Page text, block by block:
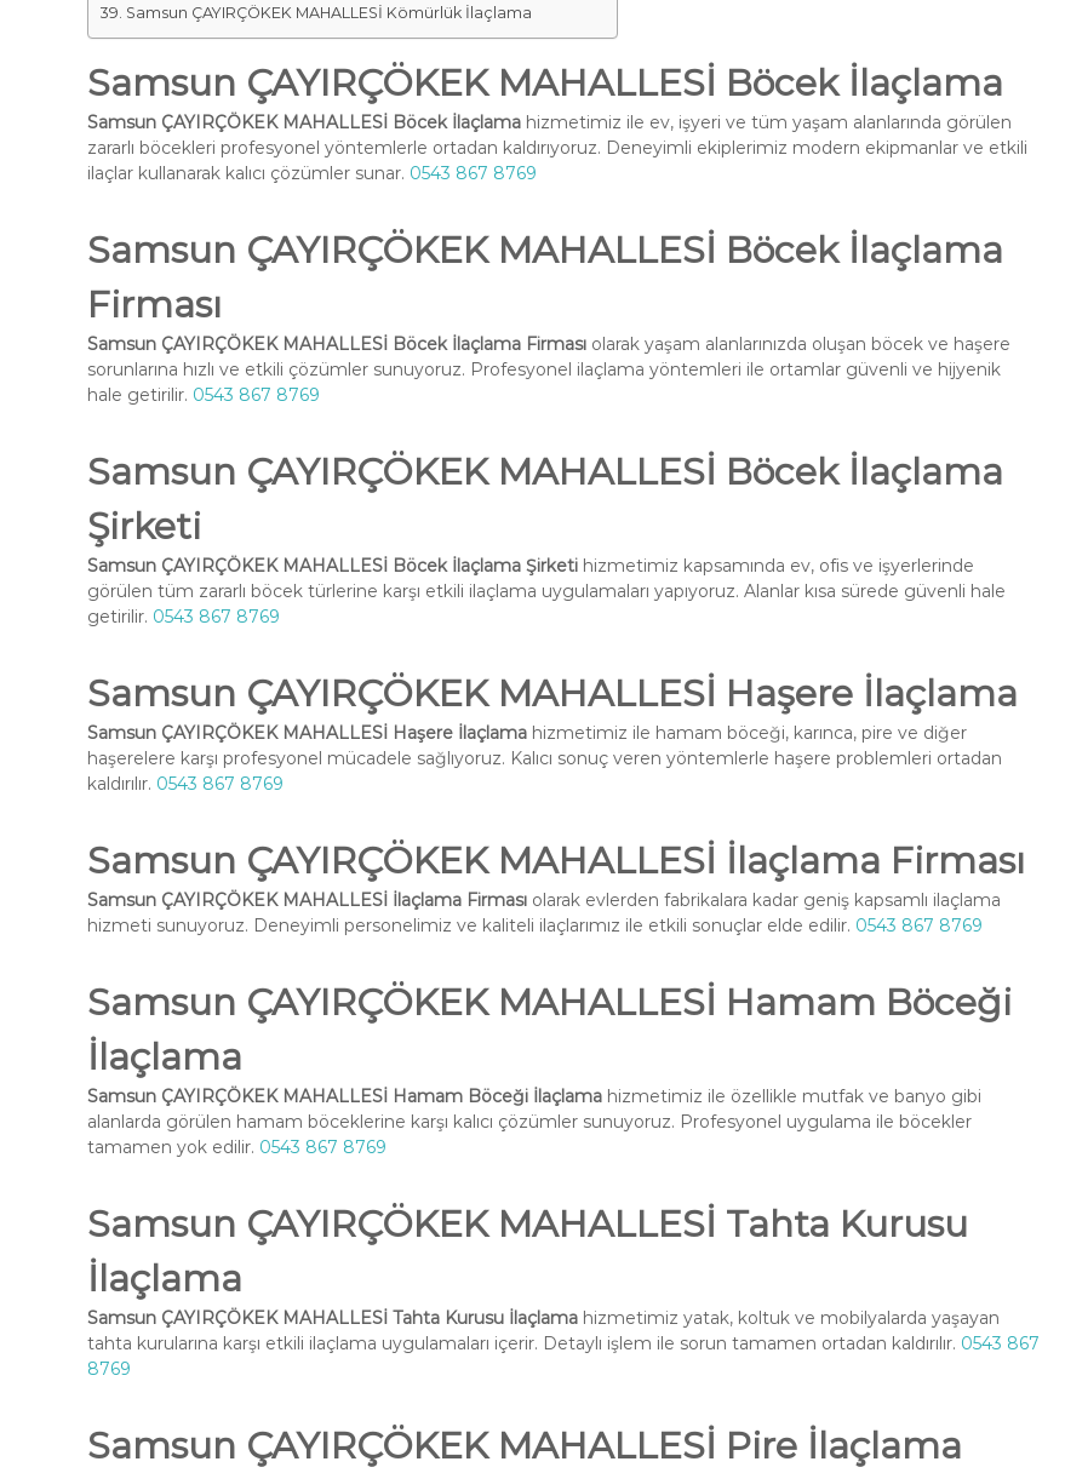
Samsun ÇAYIRÇÖKEK MAHALLESİ Kömürlük İlaçlama
Samsun ÇAYIRÇÖKEK MAHALLESİ Böcek İlaçlama
Samsun ÇAYIRÇÖKEK MAHALLESİ Böcek İlaçlama hizmetimiz ile ev, işyeri ve tüm yaşam alanlarında görülen
zararlı böcekleri profesyonel yöntemlerle ortadan kaldırıyoruz. Deneyimli ekiplerimiz modern ekipmanlar ve etkili
ilaçlar kullanarak kalıcı çözümler sunar. 0543 867 8769
Samsun ÇAYIRÇÖKEK MAHALLESİ Böcek İlaçlama
Firması
Samsun ÇAYIRÇÖKEK MAHALLESİ Böcek İlaçlama Firması olarak yaşam alanlarınızda oluşan böcek ve haşere
sorunlarına hızlı ve etkili çözümler sunuyoruz. Profesyonel ilaçlama yöntemleri ile ortamlar güvenli ve hijyenik
hale getirilir. 0543 867 8769
Samsun ÇAYIRÇÖKEK MAHALLESİ Böcek İlaçlama
Şirketi
Samsun ÇAYIRÇÖKEK MAHALLESİ Böcek İlaçlama Şirketi hizmetimiz kapsamında ev, ofis ve işyerlerinde
görülen tüm zararlı böcek türlerine karşı etkili ilaçlama uygulamaları yapıyoruz. Alanlar kısa sürede güvenli hale
getirilir. 0543 867 8769
Samsun ÇAYIRÇÖKEK MAHALLESİ Haşere İlaçlama
Samsun ÇAYIRÇÖKEK MAHALLESİ Haşere İlaçlama hizmetimiz ile hamam böceği, karınca, pire ve diğer
haşerelere karşı profesyonel mücadele sağlıyoruz. Kalıcı sonuç veren yöntemlerle haşere problemleri ortadan
kaldırılır. 0543 867 8769
Samsun ÇAYIRÇÖKEK MAHALLESİ İlaçlama Firması
Samsun ÇAYIRÇÖKEK MAHALLESİ İlaçlama Firması olarak evlerden fabrikalara kadar geniş kapsamlı ilaçlama
hizmeti sunuyoruz. Deneyimli personelimiz ve kaliteli ilaçlarımız ile etkili sonuçlar elde edilir. 0543 867 8769
Samsun ÇAYIRÇÖKEK MAHALLESİ Hamam Böceği
İlaçlama
Samsun ÇAYIRÇÖKEK MAHALLESİ Hamam Böceği İlaçlama hizmetimiz ile özellikle mutfak ve banyo gibi
alanlarda görülen hamam böceklerine karşı kalıcı çözümler sunuyoruz. Profesyonel uygulama ile böcekler
tamamen yok edilir. 0543 867 8769
Samsun ÇAYIRÇÖKEK MAHALLESİ Tahta Kurusu
İlaçlama
Samsun ÇAYIRÇÖKEK MAHALLESİ Tahta Kurusu İlaçlama hizmetimiz yatak, koltuk ve mobilyalarda yaşayan
tahta kurularına karşı etkili ilaçlama uygulamaları içerir. Detaylı işlem ile sorun tamamen ortadan kaldırılır. 0543 867
8769
Samsun ÇAYIRÇÖKEK MAHALLESİ Pire İlaçlama